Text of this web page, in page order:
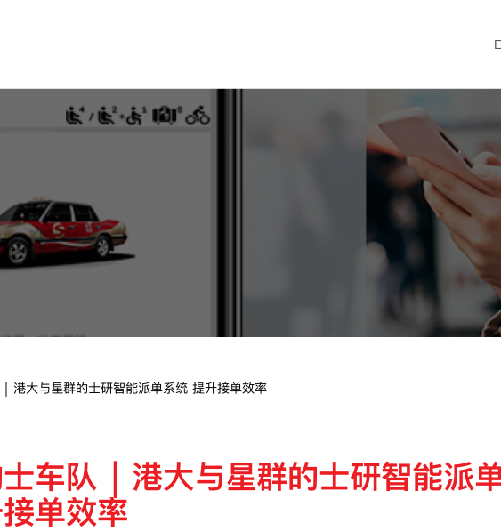
港大与星群的士研智能派单系统 提升接单效率
车队｜港大与星群的士研智能派
单效率